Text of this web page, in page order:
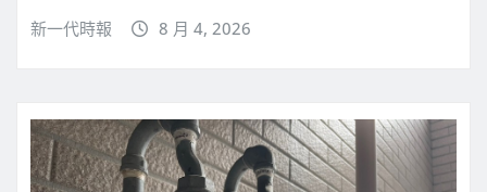
新一代時報 8 月 4, 2026